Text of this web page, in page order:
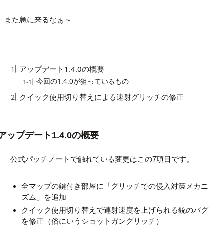
また急に来るなぁ～
アップデート1.4.0の概要
今回の1.4.0が狙っているもの
クイック使用切り替えによる速射グリッチの修正
ップデート1.4.0の概要
公式パッチノートで触れている変更はこの7項目です。
全マップの鍵付き部屋に「グリッチでの侵入対策メカニ
ズム」を追加
クイック使用切り替えで連射速度を上げられる銃のバグ
を修正（俗にいうショットガングリッチ）